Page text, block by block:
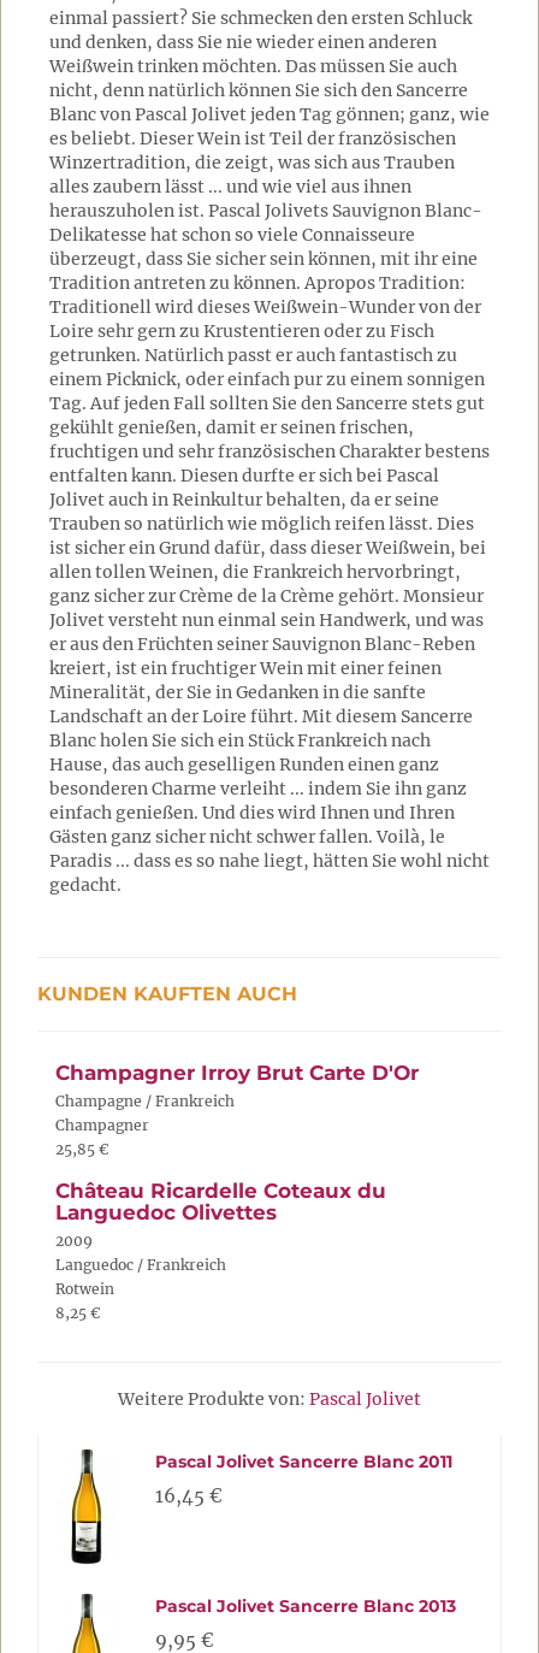
einmal passiert? Sie schmecken den ersten Schluck
und denken, dass Sie nie wieder einen anderen
Weißwein trinken möchten. Das müssen Sie auch
nicht, denn natürlich können Sie sich den Sancerre
Blanc von Pascal Jolivet jeden Tag gönnen; ganz, wie
es beliebt. Dieser Wein ist Teil der französischen
Winzertradition, die zeigt, was sich aus Trauben
alles zaubern lässt ... und wie viel aus ihnen
herauszuholen ist. Pascal Jolivets Sauvignon Blanc-
Delikatesse hat schon so viele Connaisseure
überzeugt, dass Sie sicher sein können, mit ihr eine
Tradition antreten zu können. Apropos Tradition:
Traditionell wird dieses Weißwein-Wunder von der
Loire sehr gern zu Krustentieren oder zu Fisch
getrunken. Natürlich passt er auch fantastisch zu
einem Picknick, oder einfach pur zu einem sonnigen
Tag. Auf jeden Fall sollten Sie den Sancerre stets gut
gekühlt genießen, damit er seinen frischen,
fruchtigen und sehr französischen Charakter bestens
entfalten kann. Diesen durfte er sich bei Pascal
Jolivet auch in Reinkultur behalten, da er seine
Trauben so natürlich wie möglich reifen lässt. Dies
ist sicher ein Grund dafür, dass dieser Weißwein, bei
allen tollen Weinen, die Frankreich hervorbringt,
ganz sicher zur Crème de la Crème gehört. Monsieur
Jolivet versteht nun einmal sein Handwerk, und was
er aus den Früchten seiner Sauvignon Blanc-Reben
kreiert, ist ein fruchtiger Wein mit einer feinen
Mineralität, der Sie in Gedanken in die sanfte
Landschaft an der Loire führt. Mit diesem Sancerre
Blanc holen Sie sich ein Stück Frankreich nach
Hause, das auch geselligen Runden einen ganz
besonderen Charme verleiht ... indem Sie ihn ganz
einfach genießen. Und dies wird Ihnen und Ihren
Gästen ganz sicher nicht schwer fallen. Voilà, le
Paradis ... dass es so nahe liegt, hätten Sie wohl nicht
gedacht.
KUNDEN KAUFTEN AUCH
Champagner Irroy Brut Carte D'Or
Champagne / Frankreich
Champagner
25,85 €
Château Ricardelle Coteaux du
Languedoc Olivettes
2009
Languedoc / Frankreich
Rotwein
8,25 €
Weitere Produkte von: Pascal Jolivet
Pascal Jolivet Sancerre Blanc 2011
16,45 €
Pascal Jolivet Sancerre Blanc 2013
9,95 €